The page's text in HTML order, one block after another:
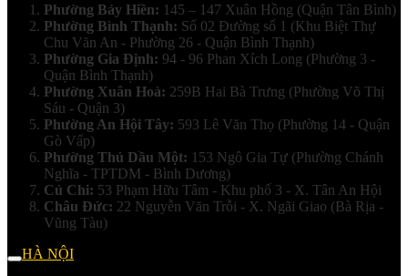
Phường Bảy Hiền: 145 – 147 Xuân Hồng (Quận Tân Bình)
Phường Bình Thạnh: Số 02 Đường số 1 (Khu Biệt Thự
Chu Văn An - Phường 26 - Quận Bình Thạnh)
Phường Gia Định: 94 - 96 Phan Xích Long (Phường 3 -
Quận Bình Thạnh)
Phường Xuân Hoà: 259B Hai Bà Trưng (Phường Võ Thị
Sáu - Quận 3)
Phường An Hội Tây: 593 Lê Văn Thọ (Phường 14 - Quận
Gò Vấp)
Phường Thủ Dầu Một: 153 Ngô Gia Tự (Phường Chánh
Nghĩa - TPTDM - Bình Dương)
Củ Chi: 53 Phạm Hữu Tâm - Khu phố 3 - X. Tân An Hội
Châu Đức: 22 Nguyễn Văn Trỗi - X. Ngãi Giao (Bà Rịa -
Vũng Tàu)
HÀ NỘI